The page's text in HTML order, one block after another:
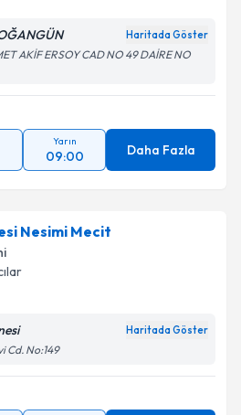
Haritada Göster
AKİF ERSOY CAD NO 49 DAİRE NO
Yarın
09:00 Daha Fazla
Nesimi Mecit
Haritada Göster
Cd. No:149